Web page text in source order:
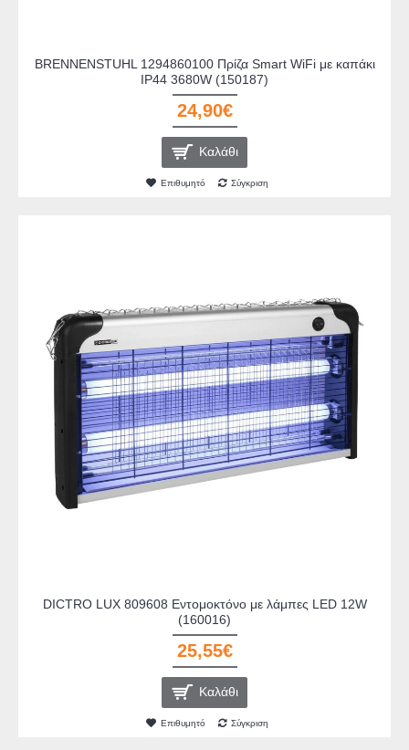
BRENNENSTUHL 1294860100 Πρίζα Smart WiFi με καπάκι
IP44 3680W (150187)
24,90€
Καλάθι
Επιθυμητό Σύγκριση
DICTRO LUX 809608 Εντομοκτόνο με λάμπες LED 12W
(160016)
25,55€
Καλάθι
Επιθυμητό Σύγκριση